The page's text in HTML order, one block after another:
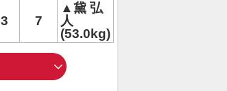
7
▲黛 弘
人
(53.0kg)